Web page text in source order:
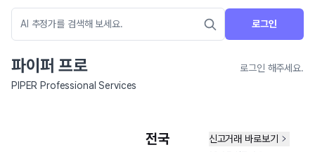
로그인
파이퍼 프로
로그인 해주세요.
PIPER Professional Services